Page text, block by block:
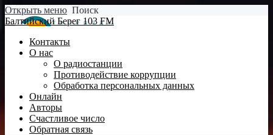
Открыть меню Поиск
Балтийский Берег 103 FM
Контакты
О нас
О радиостанции
Противодействие коррупции
Обработка персональных данных
Онлайн
Авторы
Счастливое число
Обратная связь